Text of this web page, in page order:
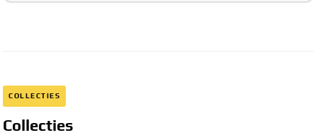
COLLECTIES
Collecties